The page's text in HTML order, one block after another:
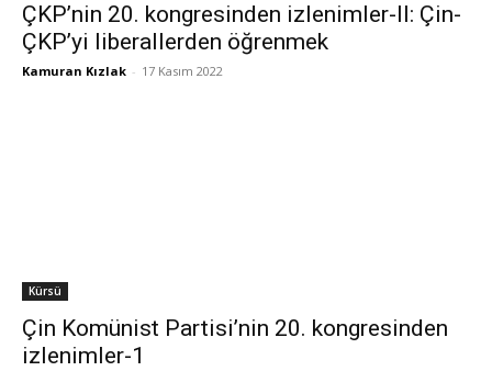
ÇKP’nin 20. kongresinden izlenimler-II: Çin-
ÇKP’yi liberallerden öğrenmek
Kamuran Kızlak - 17 Kasım 2022
Kürsü
Çin Komünist Partisi’nin 20. kongresinden
izlenimler-1